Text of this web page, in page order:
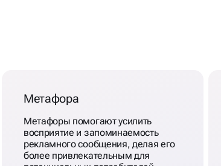
Метафора
Метафоры помогают усилить
восприятие и запоминаемость
рекламного сообщения, делая его
более привлекательным для